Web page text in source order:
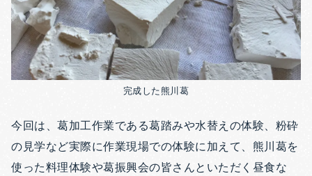
完成した熊川葛
今回は、葛加工作業である葛踏みや水替えの体験、粉砕
の見学など実際に作業現場での体験に加えて、熊川葛を
使った料理体験や葛振興会の皆さんといただく昼食な